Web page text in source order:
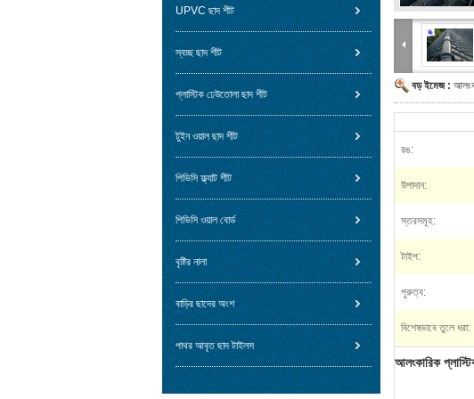
UPVC ছাদ শীট
স্বচ্ছ ছাদ শীট
প্লাস্টিক ঢেউতোলা ছাদ শীট
টুইন ওয়াল ছাদ শীট
পিভিসি ফ্ল্যাট শীট
পিভিসি ওয়াল বোর্ড
বৃষ্টির নালা
বাড়ির ছাদের অংশ
পাথর আবৃত ছাদ টাইলস
বড় ইমেজ :
রঙ:
উপাদান:
স্তরসমূহ:
টাইপ:
পুরুত্ব:
বিশেষভাবে তুলে ধরা:
আলংকারিক